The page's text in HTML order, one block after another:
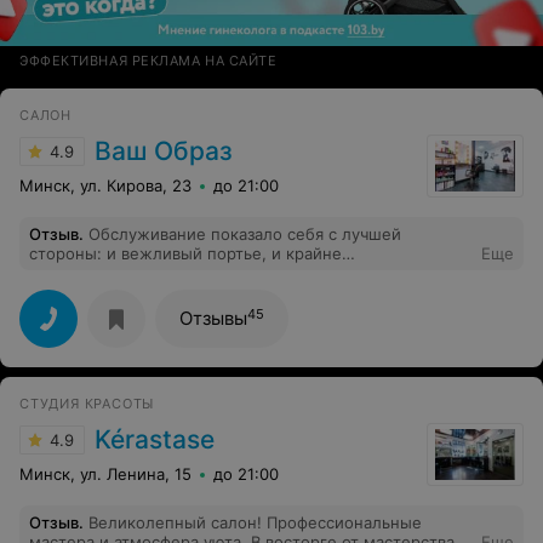
ЭФФЕКТИВНАЯ РЕКЛАМА НА САЙТЕ
САЛОН
4.9 Ваш Образ
Минск, ул. Кирова, 23 до 21:00
Отзыв. Обслуживание показало себя с лучшей
стороны: и вежливый портье, и крайне
хорошее впечатление. Стрижка также понравилась:
хотя никаких конкретных пожеланий не было,
результатом был доволен. Цены нормальные, не
высокие и не низкие, причём прицениться вы можете
заранее: вся информация есть.
Еще
Отзывы45
СТУДИЯ КРАСОТЫ
4.9 Kérastase
Минск, ул. Ленина, 15 до 21:00
Отзыв. Великолепный салон! Профессиональные